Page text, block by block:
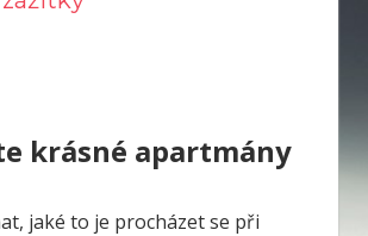
krásné apartmány
jaké to je procházet se při